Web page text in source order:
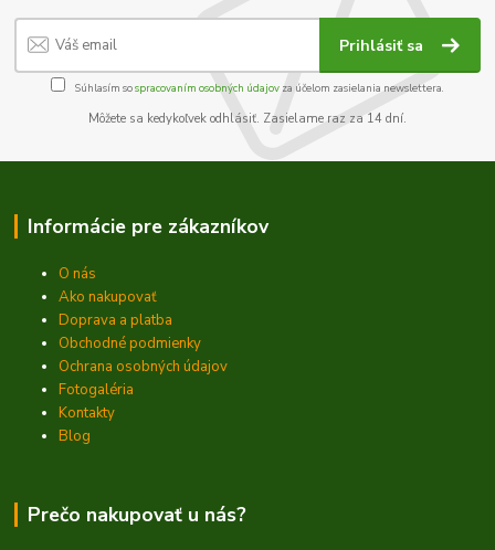
Prihlásiť sa
Súhlasím sospracovaním osobných údajov za účelom zasielania newslettera.
Môžete sa kedykoľvek odhlásiť. Zasielame raz za 14 dní.
Informácie pre zákazníkov
O nás
Ako nakupovať
Doprava a platba
Obchodné podmienky
Ochrana osobných údajov
Fotogaléria
Kontakty
Blog
Prečo nakupovať u nás?